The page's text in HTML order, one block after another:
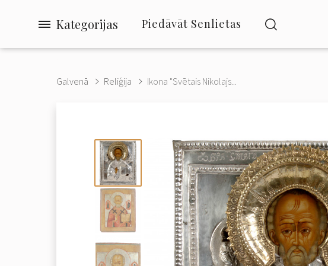
Kategorijas Piedāvāt Senlietas
Galvenā Reliģija Ikona "Svētais Nikolajs...